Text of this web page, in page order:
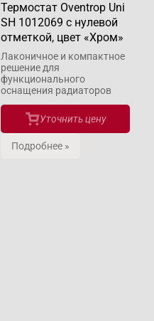
Термостат Oventrop Uni
SH 1012069 с нулевой
отметкой, цвет «Хром»
Лаконичное и компактное
решение для
функционального
оснащения радиаторов
Уточнить цену
Подробнее »